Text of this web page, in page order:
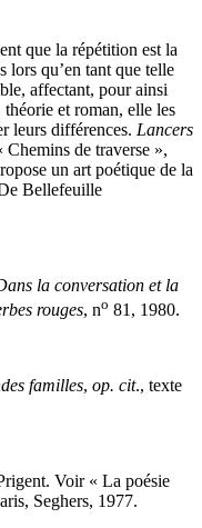
que la répétition est la
lors qu’en tant que telle
affectant, pour ainsi
et roman, elle les
leurs différences. Lancers
de traverse »,
un art poétique de la
Bellefeuille
la conversation et la
rouges, no 81 , 1980.
familles, op. cit., texte
Voir « La poésie
Seghers, 1977.